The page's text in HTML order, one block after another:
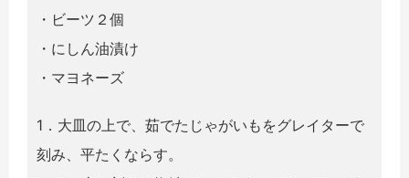
・ビーツ２個
・にしん油漬け
・マヨネーズ
1．大皿の上で、茹でたじゃがいもをグレイターで
刻み、平たくならす。